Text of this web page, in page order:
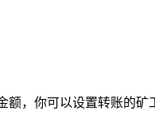
，你可以设置转账的矿